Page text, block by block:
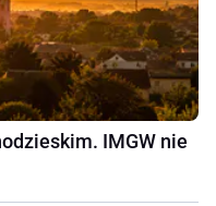
IMGW nie